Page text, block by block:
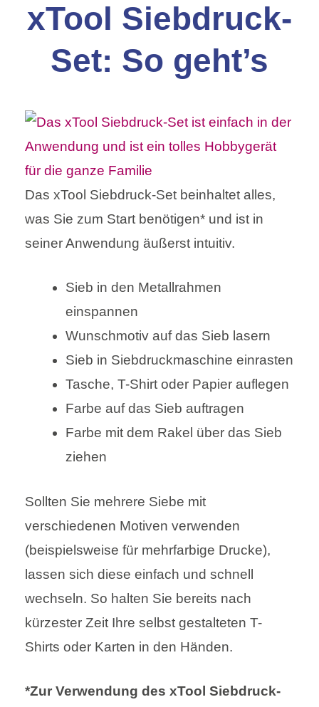
xTool Siebdruck-
Set: So geht’s
Das xTool Siebdruck-Set beinhaltet alles,
was Sie zum Start benötigen* und ist in
seiner Anwendung äußerst intuitiv.
Sieb in den Metallrahmen
einspannen
Wunschmotiv auf das Sieb lasern
Sieb in Siebdruckmaschine einrasten
Tasche, T-Shirt oder Papier auflegen
Farbe auf das Sieb auftragen
Farbe mit dem Rakel über das Sieb
ziehen
Sollten Sie mehrere Siebe mit
verschiedenen Motiven verwenden
(beispielsweise für mehrfarbige Drucke),
lassen sich diese einfach und schnell
wechseln. So halten Sie bereits nach
kürzester Zeit Ihre selbst gestalteten T-
Shirts oder Karten in den Händen.
*Zur Verwendung des xTool Siebdruck-